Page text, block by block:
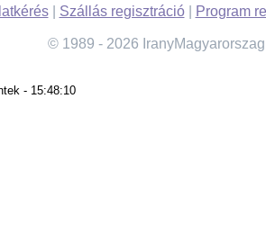
| Szállás regisztráció| Program
© 1989 - 2026
- 15:48:10